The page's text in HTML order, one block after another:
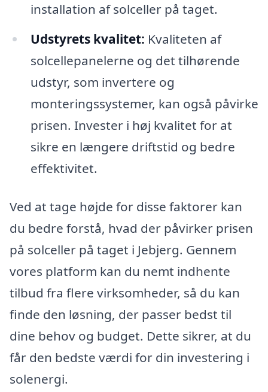
installation af solceller på taget.
Udstyrets kvalitet: Kvaliteten af
solcellepanelerne og det tilhørende
udstyr, som invertere og
monteringssystemer, kan også påvirke
prisen. Invester i høj kvalitet for at
sikre en længere driftstid og bedre
effektivitet.
Ved at tage højde for disse faktorer kan
du bedre forstå, hvad der påvirker prisen
på solceller på taget i Jebjerg. Gennem
vores platform kan du nemt indhente
tilbud fra flere virksomheder, så du kan
finde den løsning, der passer bedst til
dine behov og budget. Dette sikrer, at du
får den bedste værdi for din investering i
solenergi.